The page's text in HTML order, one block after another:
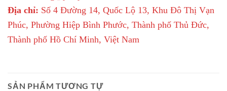
Địa chỉ: Số 4 Đường 14, Quốc Lộ 13, Khu Đô Thị Vạn
Phúc, Phường Hiệp Bình Phước, Thành phố Thủ Đức,
Thành phố Hồ Chí Minh, Việt Nam
SẢN PHẨM TƯƠNG TỰ